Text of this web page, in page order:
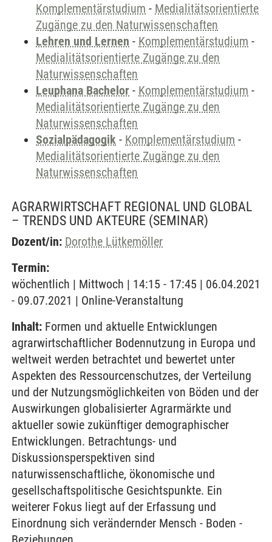
Komplementärstudium - Medialitätsorientierte
Zugänge zu den Naturwissenschaften
Lehren und Lernen - Komplementärstudium -
Medialitätsorientierte Zugänge zu den
Naturwissenschaften
Leuphana Bachelor - Komplementärstudium -
Medialitätsorientierte Zugänge zu den
Naturwissenschaften
Sozialpädagogik - Komplementärstudium -
Medialitätsorientierte Zugänge zu den
Naturwissenschaften
AGRARWIRTSCHAFT REGIONAL UND GLOBAL
– TRENDS UND AKTEURE (SEMINAR)
Dozent/in: Dorothe Lütkemöller
Termin:
wöchentlich | Mittwoch | 14:15 - 17:45 | 06.04.2021
- 09.07.2021 | Online-Veranstaltung
Inhalt: Formen und aktuelle Entwicklungen
agrarwirtschaftlicher Bodennutzung in Europa und
weltweit werden betrachtet und bewertet unter
Aspekten des Ressourcenschutzes, der Verteilung
und der Nutzungsmöglichkeiten von Böden und der
Auswirkungen globalisierter Agrarmärkte und
aktueller sowie zukünftiger demographischer
Entwicklungen. Betrachtungs- und
Diskussionsperspektiven sind
naturwissenschaftliche, ökonomische und
gesellschaftspolitische Gesichtspunkte. Ein
weiterer Fokus liegt auf der Erfassung und
Einordnung sich verändernder Mensch - Boden -